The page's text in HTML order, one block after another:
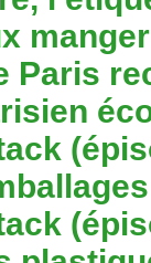
Paris